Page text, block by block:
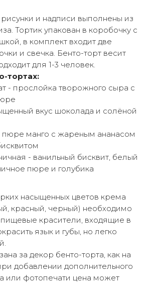
и надписи выполнены из
Тортик упакован в коробочку с
в комплект входит две
и свечка. Бенто-торт весит
для 1-3 человек.
тортах:
- прослойка творожного сыра с
вкус шоколада и солёной
пюре манго с жареным ананасом
- ванильный бисквит, белый
пюре и голубика
насыщенных цветов крема
красный, черный) необходимо
пищевые красители, входящие в
язык и губы, но легко
за декор бенто-торта, как на
добавлении дополнительного
или фотопечати цена может